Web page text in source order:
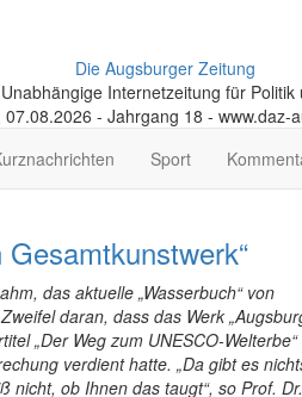
Die Augsburger Zeitung
Internetzeitung für Politik
07.08.2026 - Jahrgang 18 - www.daz-
Sport
das aktuelle „Wasserbuch“ von
daran, dass das Werk
„Der Weg zum UNESCO-Welterbe“
verdient hatte. „Da gibt es
nicht, ob Ihnen das taugt“, so Prof. Dr.